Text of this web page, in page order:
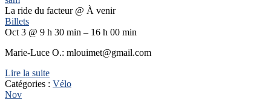
La ride du facteur @ À venir
Billets
Oct 3 @ 9 h 30 min – 16 h 00 min
Marie-Luce O.: mlouimet@gmail.com
Lire la suite
Catégories : Vélo
Nov